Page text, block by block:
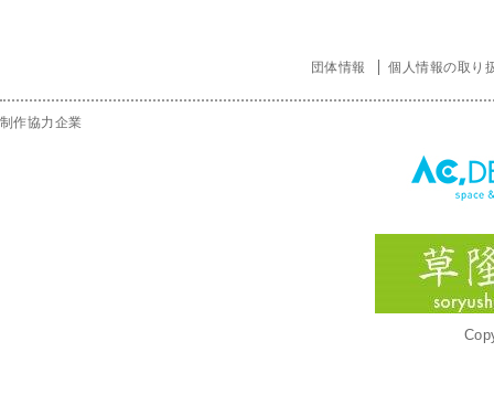
団体情報 個人情報の取り
制作協力企業